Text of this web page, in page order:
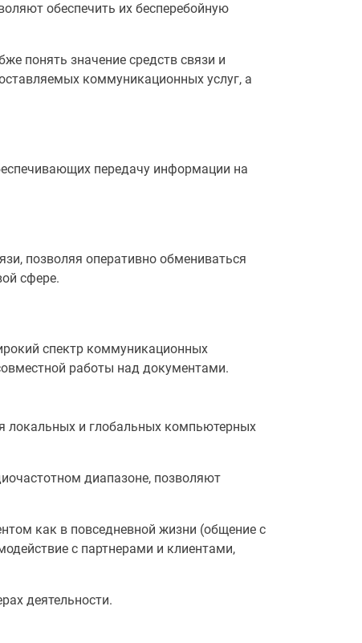
обеспечить их бесперебойную
понять значение средств связи и
коммуникационных услуг, а
передачу информации на
позволяя оперативно обмениваться
сфере.
спектр коммуникационных
работы над документами.
локальных и глобальных компьютерных
диапазоне, позволяют
как в повседневной жизни (общение с
с партнерами и клиентами,
деятельности.